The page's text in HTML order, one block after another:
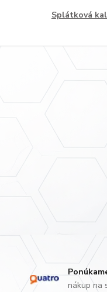
Splátková
nákup na